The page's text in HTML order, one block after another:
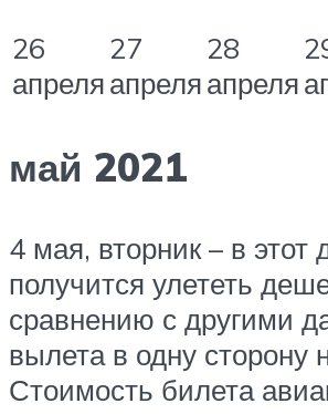
26
апреля
27
апреля
28
апреля
май 2021
4 мая, вторник – в этот
получится улететь
сравнению с другими
вылета в одну сторону
Стоимость билета